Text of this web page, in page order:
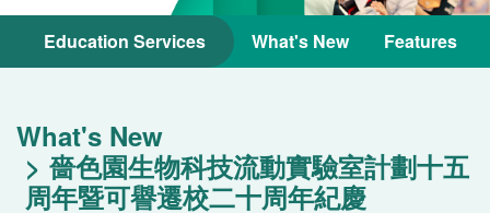
Contact Us
Education Services What's New Features
What's New
嗇色園生物科技流動實驗室計劃十五
周年暨可譽遷校二十周年紀慶